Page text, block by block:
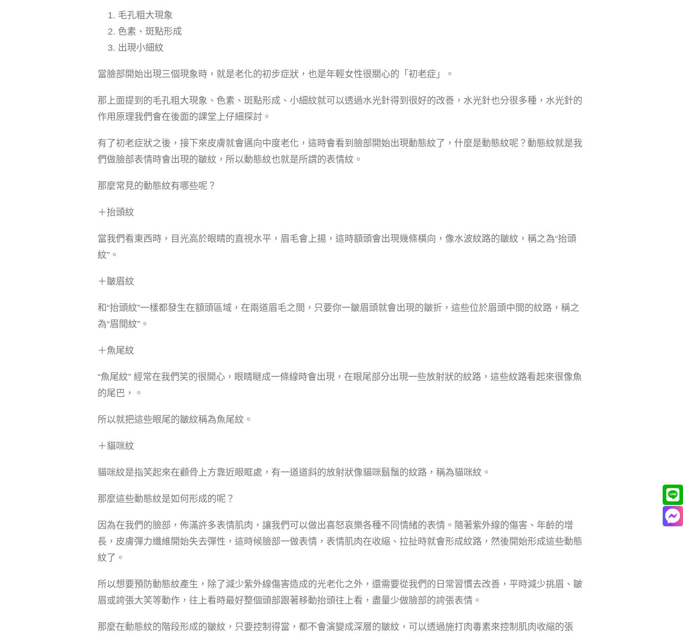
毛孔粗大現象
色素、斑點形成
出現小細紋
當臉部開始出現三個現象時，就是老化的初步症狀，也是年輕女性很關心的「初老症」。
那上面提到的毛孔粗大現象、色素、斑點形成、小細紋就可以透過水光針得到很好的改善，水光針也分很多種，水光針的
作用原理我們會在後面的課堂上仔細探討。
有了初老症狀之後，接下來皮膚就會邁向中度老化，這時會看到臉部開始出現動態紋了，什麼是動態紋呢？動態紋就是我
們做臉部表情時會出現的皺紋，所以動態紋也就是所謂的表情紋。
那麼常見的動態紋有哪些呢？
＋抬頭紋
當我們看東西時，目光高於眼睛的直視水平，眉毛會上揚，這時額頭會出現幾條橫向，像水波紋路的皺紋，稱之為“抬頭
紋”。
＋皺眉紋
和“抬頭紋”一樣都發生在額頭區域，在兩道眉毛之間，只要你一皺眉頭就會出現的皺折，這些位於眉頭中間的紋路，稱之
為“眉間紋”。
＋魚尾紋
“魚尾紋” 經常在我們笑的很開心，眼睛瞇成一條線時會出現，在眼尾部分出現一些放射狀的紋路，這些紋路看起來很像魚
的尾巴，。
所以就把這些眼尾的皺紋稱為魚尾紋。
＋貓咪紋
貓咪紋是指笑起來在顴骨上方靠近眼眶處，有一道道斜的放射狀像貓咪鬍鬚的紋路，稱為貓咪紋。
那麼這些動態紋是如何形成的呢？
因為在我們的臉部，佈滿許多表情肌肉，讓我們可以做出喜怒哀樂各種不同情緒的表情。隨著紫外線的傷害、年齡的增
長，皮膚彈力纖維開始失去彈性，這時候臉部一做表情，表情肌肉在收縮、拉扯時就會形成紋路，然後開始形成這些動態
紋了。
所以想要預防動態紋產生，除了減少紫外線傷害造成的光老化之外，還需要從我們的日常習慣去改善，平時減少挑眉、皺
眉或誇張大笑等動作，往上看時最好整個頭部跟著移動抬頭往上看，盡量少做臉部的誇張表情。
那麼在動態紋的階段形成的皺紋，只要控制得當，都不會演變成深層的皺紋，可以透過施打肉毒素來控制肌肉收縮的張